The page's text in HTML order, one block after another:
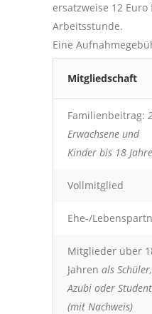
ersatzweise 12
Arbeitsstunde.
Eine
Mitgliedschaft
Familienbeitrag:
Erwachsene und
Kinder bis 18 Jahre
Vollmitglied
Ehe-/
Mitglieder über
Jahren als Schüler,
Azubi oder Student
(mit Nachweis)